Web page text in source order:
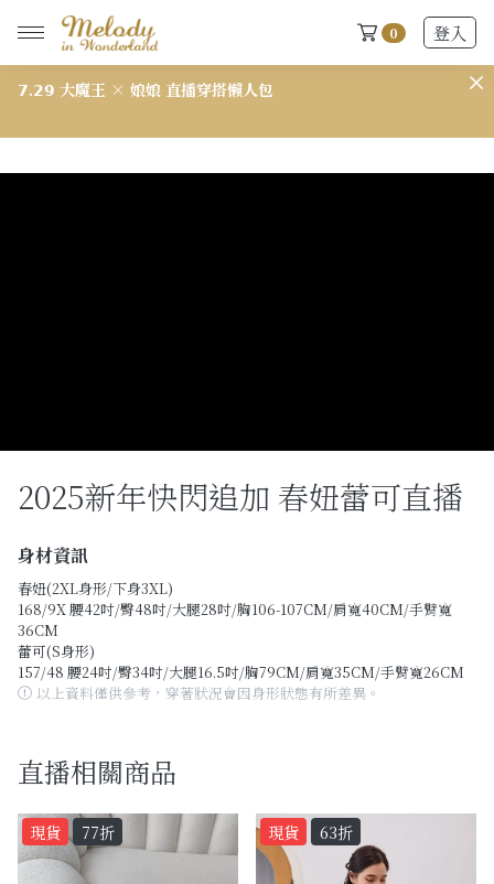
0 登入
New Arrivals
Past Collections
全部
現貨專區-可快速出貨
C字頭商品- 防曬披肩/好穿內衣
KOL選品
最新消息
訂單查詢
𝟳.𝟮𝟴 西喜 × 娘娘 直播穿搭懶人包
2025新年快閃追加 春妞蕾可直播
身材資訊
春妞(2XL身形/下身3XL)
168/9X 腰42吋/臀48吋/大腿28吋/胸106-107CM/肩寬40CM/手臂寬
36CM
蕾可(S身形)
157/48 腰24吋/臀34吋/大腿16.5吋/胸79CM/肩寬35CM/手臂寬26CM
以上資料僅供參考，穿著狀況會因身形狀態有所差異。
直播相關商品
現貨 77折 現貨 63折